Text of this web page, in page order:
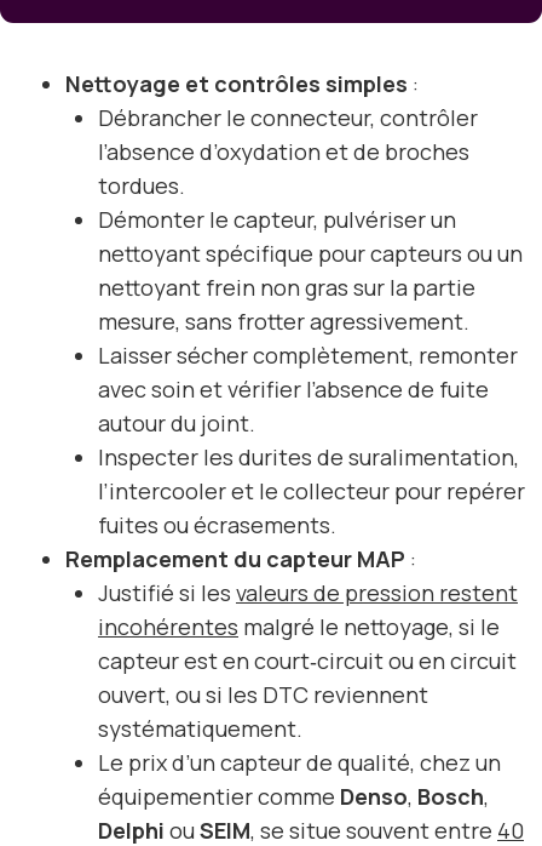
Nettoyage et contrôles simples :
Débrancher le connecteur, contrôler
l’absence d’oxydation et de broches
tordues.
Démonter le capteur, pulvériser un
nettoyant spécifique pour capteurs ou un
nettoyant frein non gras sur la partie
mesure, sans frotter agressivement.
Laisser sécher complètement, remonter
avec soin et vérifier l’absence de fuite
autour du joint.
Inspecter les durites de suralimentation,
l’intercooler et le collecteur pour repérer
fuites ou écrasements.
Remplacement du capteur MAP :
Justifié si les valeurs de pression restent
incohérentes malgré le nettoyage, si le
capteur est en court‑circuit ou en circuit
ouvert, ou si les DTC reviennent
systématiquement.
Le prix d’un capteur de qualité, chez un
équipementier comme Denso, Bosch,
Delphi ou SEIM, se situe souvent entre 40